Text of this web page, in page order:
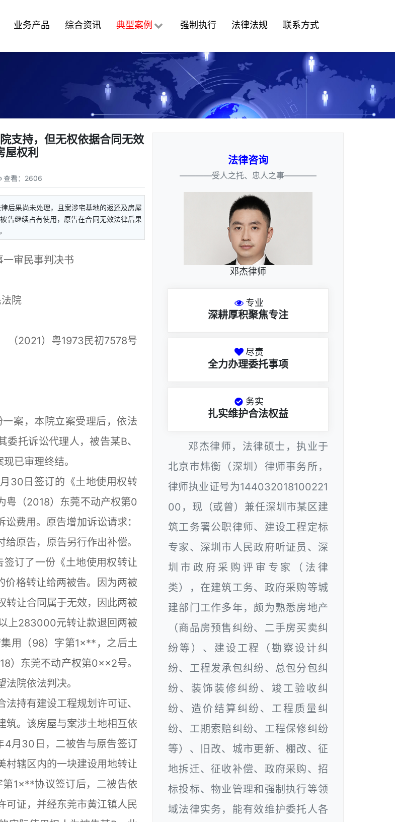
业务产品 综合资讯 典型案例 强制执行 法律法规 联系方式
支持，但无权依据合同无效
屋权利
查看： 2606
后果尚未处理，且案涉宅基地的返还及房屋
告继续占有使用，原告在合同无效法律后果
审民事判决书
院
2021）粤1973民初7578号
案，本院立案受理后，依法
托诉讼代理人，被告某B、
已审理终结。
日签订的《土地使用权转
粤（2018）东莞不动产权第0
费用。原告增加诉讼请求：
原告，原告另行作出补偿。
订了一份《土地使用权转让
格转让给两被告。因为两被
转让合同属于无效，因此两被
上283000元转让款退回两被
用（98）字第1×**，之后土
）东莞不动产权第0××2号。
院依法判决。
持有建设工程规划许可证、
筑。该房屋与案涉土地相互依
4月30日，二被告与原告签订
村辖区内的一块建设用地转让
1×**协议签订后，二被告依
可证，并经东莞市黄江镇人民
法律咨询
————受人之托、忠人之事————
邓杰律师
专业
深耕厚积聚焦专注
尽责
全力办理委托事项
务实
扎实维护合法权益
邓杰律师，法律硕士，执业于
北京市炜衡（深圳）律师事务所，
律师执业证号为144032018100221
00，现（或曾）兼任深圳市某区建
筑工务署公职律师、建设工程定标
专家、深圳市人民政府听证员、深
圳市政府采购评审专家（法律
类），在建筑工务、政府采购等城
建部门工作多年，颇为熟悉房地产
（商品房预售纠纷、二手房买卖纠
纷等）、建设工程（勘察设计纠
纷、工程发承包纠纷、总包分包纠
纷、装饰装修纠纷、竣工验收纠
纷、造价结算纠纷、工程质量纠
纷、工期索赔纠纷、工程保修纠纷
等）、旧改、城市更新、棚改、征
地拆迁、征收补偿、政府采购、招
标投标、物业管理和强制执行等领
域法律实务，能有效维护委托人各